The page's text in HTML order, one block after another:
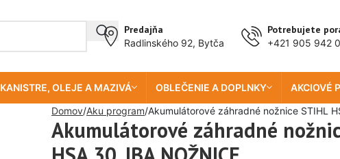
Predajňa
Radlinského 92, Bytča
Potrebujete
+421 905 942
KANISTRE, OLEJE A MAZIVÁ OBLEČENIE A DOPLNKY AKCIOVÉ
Domov Aku program Akumulátorové záhradné nožnice STIHL
Akumulátorové záhradné